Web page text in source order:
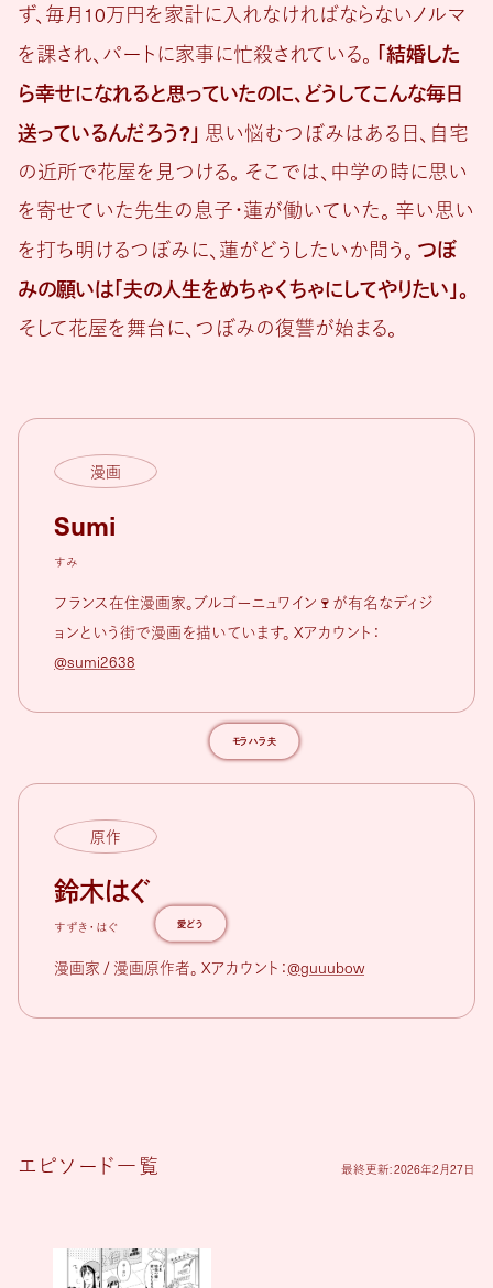
ず、毎月10万円を家計に入れなければならないノルマ
を課され、パートに家事に忙殺されている。 「結婚した
ら幸せになれると思っていたのに、どうしてこんな毎日
送っているんだろう?」 思い悩むつぼみはある日、自宅
の近所で花屋を見つける。 そこでは、中学の時に思い
を寄せていた先生の息子・蓮が働いていた。 辛い思い
を打ち明けるつぼみに、蓮がどうしたいか問う。 つぼ
みの願いは「夫の人生をめちゃくちゃにしてやりたい」。
そして花屋を舞台に、つぼみの復讐が始まる。
漫画
Sumi
すみ
フランス在住漫画家。ブルゴーニュワイン🍷が有名なディジ
ョンという街で漫画を描いています。 Xアカウント：
@sumi2638
原作
鈴木はぐ
すずき・はぐ
漫画家 / 漫画原作者。 Xアカウント：@guuubow
エピソード一覧 最終更新: 2026年2月27日
愛どう
モラハラ夫